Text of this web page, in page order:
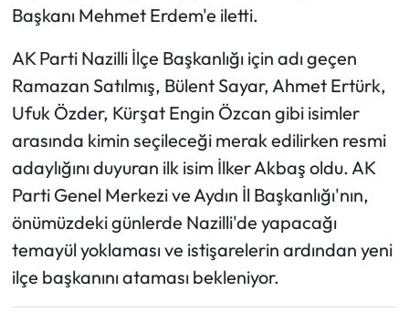
Başkanı Mehmet Erdem'e iletti.
AK Parti Nazilli İlçe Başkanlığı için adı geçen
Ramazan Satılmış, Bülent Sayar, Ahmet Ertürk,
Ufuk Özder, Kürşat Engin Özcan gibi isimler
arasında kimin seçileceği merak edilirken resmi
adaylığını duyuran ilk isim İlker Akbaş oldu. AK
Parti Genel Merkezi ve Aydın İl Başkanlığı'nın,
önümüzdeki günlerde Nazilli'de yapacağı
temayül yoklaması ve istişarelerin ardından yeni
ilçe başkanını ataması bekleniyor.